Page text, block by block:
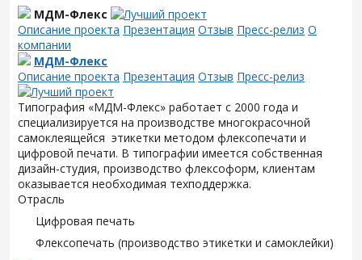
МДМ-Флекс
Описание проекта Презентация Отзыв Пресс-релиз О
компании
МДМ-Флекс
Описание проекта Презентация Отзыв Пресс-релиз
Типография «МДМ-Флекс» работает с 2000 года и
специализируется на производстве многокрасочной
самоклеящейся этикетки методом флексопечати и
цифровой печати. В типографии имеется собственная
дизайн-студия, производство флексоформ, клиентам
оказывается необходимая техподдержка.
Отрасль
Цифровая печать
Флексопечать (производство этикетки и самоклейки)